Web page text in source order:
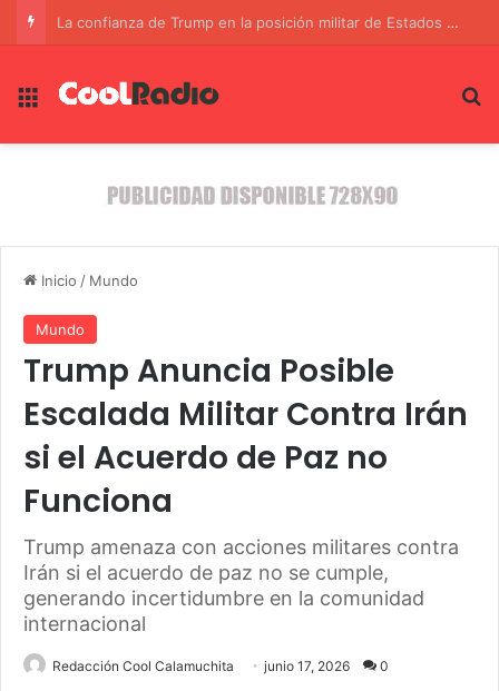
La confianza de Trump en la posición militar de Estados Unidos frente a Irán
Menú
Inicio / Mundo
Mundo
Trump Anuncia Posible
Escalada Militar Contra Irán
si el Acuerdo de Paz no
Funciona
Trump amenaza con acciones militares contra
Irán si el acuerdo de paz no se cumple,
generando incertidumbre en la comunidad
internacional
Redacción Cool Calamuchita junio 17, 2026 0